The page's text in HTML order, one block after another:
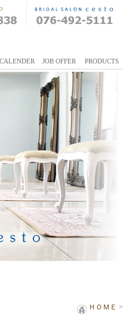
CALENDER JOB OFFER PRODUCTS
ＨＯＭＥ >